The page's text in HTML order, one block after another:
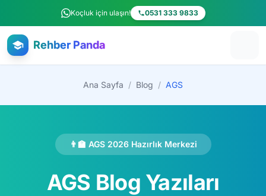
Ana içeriğe atlaKoçluk için ulaşın! 0531 333 9833
Rehber Panda
Ana Sayfa / Blog / AGS
👨‍🏫 AGS 2026 Hazırlık Merkezi
AGS Blog Yazıları